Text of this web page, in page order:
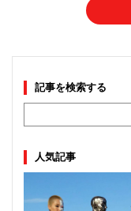
記事を検索する
人気記事